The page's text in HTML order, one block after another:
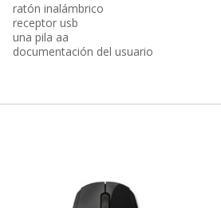
ratón inalámbrico
receptor usb
una pila aa
documentación del usuario